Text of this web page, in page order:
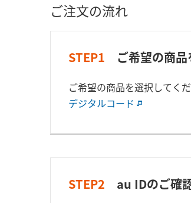
ご注文の流れ
STEP1 ご希望の商品
ご希望の商品を選択してくだ
デジタルコード
STEP2 au IDのご確